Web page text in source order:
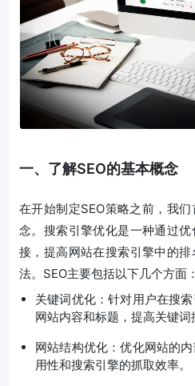
一、了解SEO的基本概念
在开始制定SEO策略之前，我
念。搜索引擎优化是一种通过
接，提高网站在搜索引擎中的
法。SEO主要包括以下几个方面：
关键词优化：针对用户在搜
网站内容和标题，提高关键词
网站结构优化：优化网站的
用性和搜索引擎的抓取效率。